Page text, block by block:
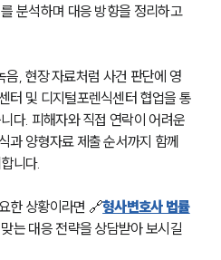
분석하며 대응 방향을 정리하고
, 현장 자료처럼 사건 판단에 영
터 및 디지털포렌식센터 협업을 통
다. 피해자와 직접 연락이 어려운
과 양형자료 제출 순서까지 함께
니다.
한 상황이라면 🔗형사변호사 법률
는 대응 전략을 상담받아 보시길